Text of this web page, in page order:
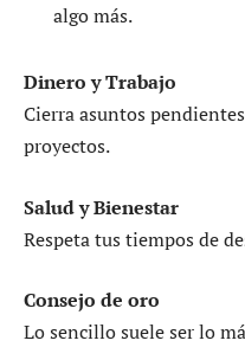
algo más.
Dinero y Trabajo
Cierra asuntos
proyectos.
Salud y Bienestar
Respeta tus tiempos de
Consejo de oro
Lo sencillo suele ser lo